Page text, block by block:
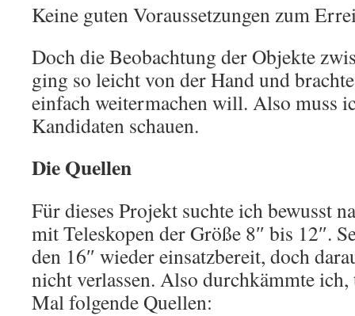
Keine guten Voraussetzungen zum
Doch die Beobachtung der Objekte
ging so leicht von der Hand und
einfach weitermachen will. Also muss
Kandidaten schauen.
Die Quellen
Für dieses Projekt suchte ich bewusst
mit Teleskopen der Größe 8″ bis 12″.
den 16″ wieder einsatzbereit, doch
nicht verlassen. Also durchkämmte
Mal folgende Quellen: